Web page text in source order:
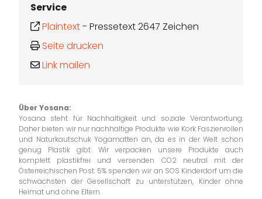
Service
Plaintext- Pressetext 2647 Zeichen
Seite drucken
Link mailen
Über Yosana:
Yosana steht für Nachhaltigkeit und soziale Verantwortung.
Daher bieten wir nur nachhaltige Produkte wie Kork Faszienrollen
und Naturkautschuk Yogamatten an, da es in der Welt schon
genug Plastik gibt. Wir verpacken unsere Produkte auch
komplett plastikfrei und versenden CO2 neutral mit der
Österreichischen Post. 5% spenden wir an SOS Kinderdorf um die
schwächsten der Gesellschaft zu unterstützen, Kinder ohne
Heimat und ohne Eltern.